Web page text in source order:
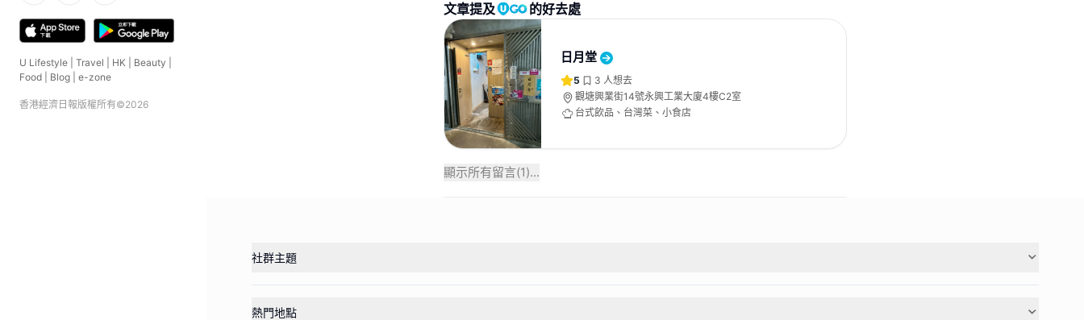
U Lifestyle Travel HK Beauty
Food
Blog e-zone
香港經濟日報版權所有©2026
文章提及 的好去處
日月堂
5 3 人想去
觀塘興業街14號永興工業大廈4樓C2室
台式飲品、台灣菜、小食店
顯示所有留言(1)...
社群主題
熱門地點